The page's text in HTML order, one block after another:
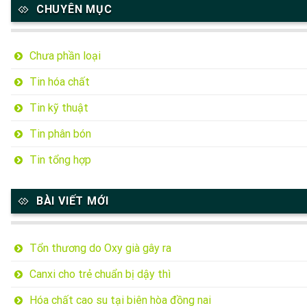
CHUYÊN MỤC
Chưa phần loại
Tin hóa chất
Tin kỹ thuật
Tin phân bón
Tin tổng hợp
BÀI VIẾT MỚI
Tổn thương do Oxy già gây ra
Canxi cho trẻ chuẩn bị dậy thì
Hóa chất cao su tại biên hòa đồng nai